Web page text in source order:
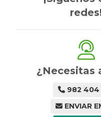
¿Necesitas
982 404
ENVIAR